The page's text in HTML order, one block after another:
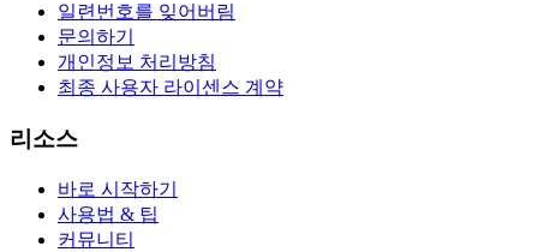
일련번호를 잊어버림
문의하기
개인정보 처리방침
최종 사용자 라이센스 계약
리소스
바로 시작하기
사용법 & 팁
커뮤니티